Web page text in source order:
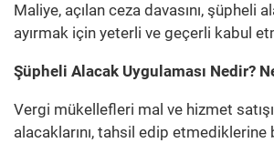
Maliye, açılan ceza davasını, şüpheli
ayırmak için yeterli ve geçerli kabul
Şüpheli Alacak Uygulaması Nedir?
Vergi mükellefleri mal ve hizmet
alacaklarını, tahsil edip etmediklerine